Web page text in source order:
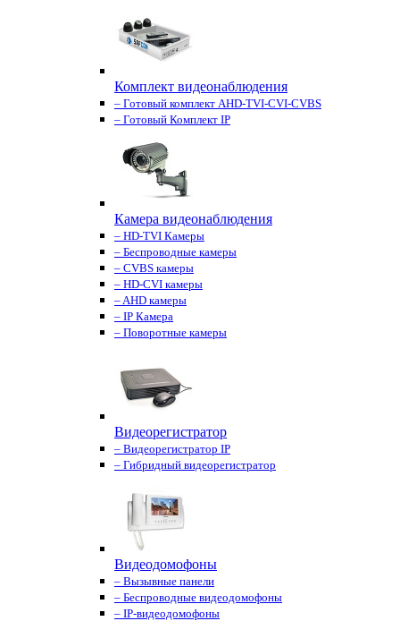
Комплект видеонаблюдения
– Готовый комплект AHD-TVI-CVI-CVBS
– Готовый Комплект IP
Камера видеонаблюдения
– HD-TVI Камеры
– Беспроводные камеры
– CVBS камеры
– HD-CVI камеры
– AHD камеры
– IP Камера
– Поворотные камеры
Видеорегистратор
– Видеорегистратор IP
– Гибридный видеорегистратор
Видеодомофоны
– Вызывные панели
– Беспроводные видеодомофоны
– IP-видеодомофоны